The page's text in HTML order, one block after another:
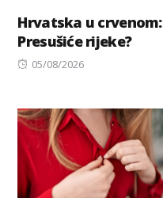
Hrvatska u crvenom:
Presušiće rijeke?
Posted
05/08/2026